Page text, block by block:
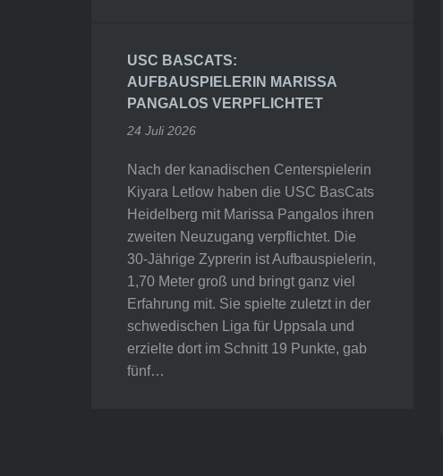
USC BASCATS:
AUFBAUSPIELERIN MARISSA
PANGALOS VERPFLICHTET
24 Juli 2026
Nach der kanadischen Centerspielerin
Kiyara Letlow haben die USC BasCats
Heidelberg mit Marissa Pangalos ihren
zweiten Neuzugang verpflichtet. Die
30-Jährige Zyprerin ist Aufbauspielerin,
1,70 Meter groß und bringt ganz viel
Erfahrung mit. Sie spielte zuletzt in der
schwedischen Liga für Uppsala und
erzielte dort im Schnitt 19 Punkte, gab
fünf…